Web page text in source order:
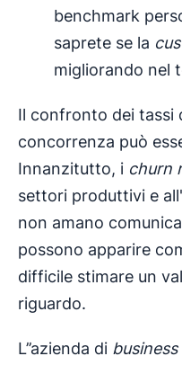
benchmark
saprete se la
migliorando nel
Il confronto dei tassi
concorrenza può
Innanzitutto, i churn
settori produttivi e
non amano
possono apparire
difficile stimare un
riguardo.
L’’azienda di